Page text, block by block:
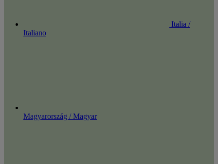
Italia /
Italiano
Magyarország / Magyar